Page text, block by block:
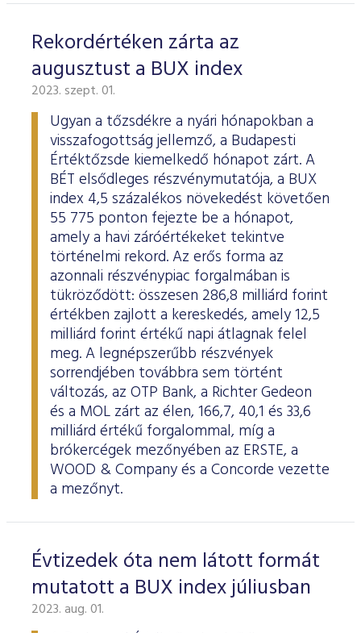
Rekordértéken zárta az
augusztust a BUX index
2023. szept. 01.
Ugyan a tőzsdékre a nyári hónapokban a
visszafogottság jellemző, a Budapesti
Értéktőzsde kiemelkedő hónapot zárt. A
BÉT elsődleges részvénymutatója, a BUX
index 4,5 százalékos növekedést követően
55 775 ponton fejezte be a hónapot,
amely a havi záróértékeket tekintve
történelmi rekord. Az erős forma az
azonnali részvénypiac forgalmában is
tükröződött: összesen 286,8 milliárd forint
értékben zajlott a kereskedés, amely 12,5
milliárd forint értékű napi átlagnak felel
meg. A legnépszerűbb részvények
sorrendjében továbbra sem történt
változás, az OTP Bank, a Richter Gedeon
és a MOL zárt az élen, 166,7, 40,1 és 33,6
milliárd értékű forgalommal, míg a
brókercégek mezőnyében az ERSTE, a
WOOD & Company és a Concorde vezette
a mezőnyt.
Évtizedek óta nem látott formát
mutatott a BUX index júliusban
2023. aug. 01.